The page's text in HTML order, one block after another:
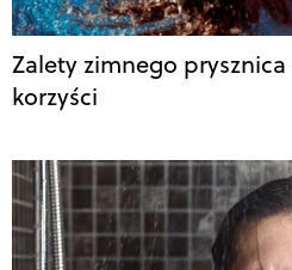
Zalety zimnego
korzyści